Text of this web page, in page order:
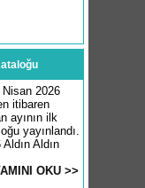
2026
itibaren
ayının ilk
yayınlandı.
Aldın
OKU >>